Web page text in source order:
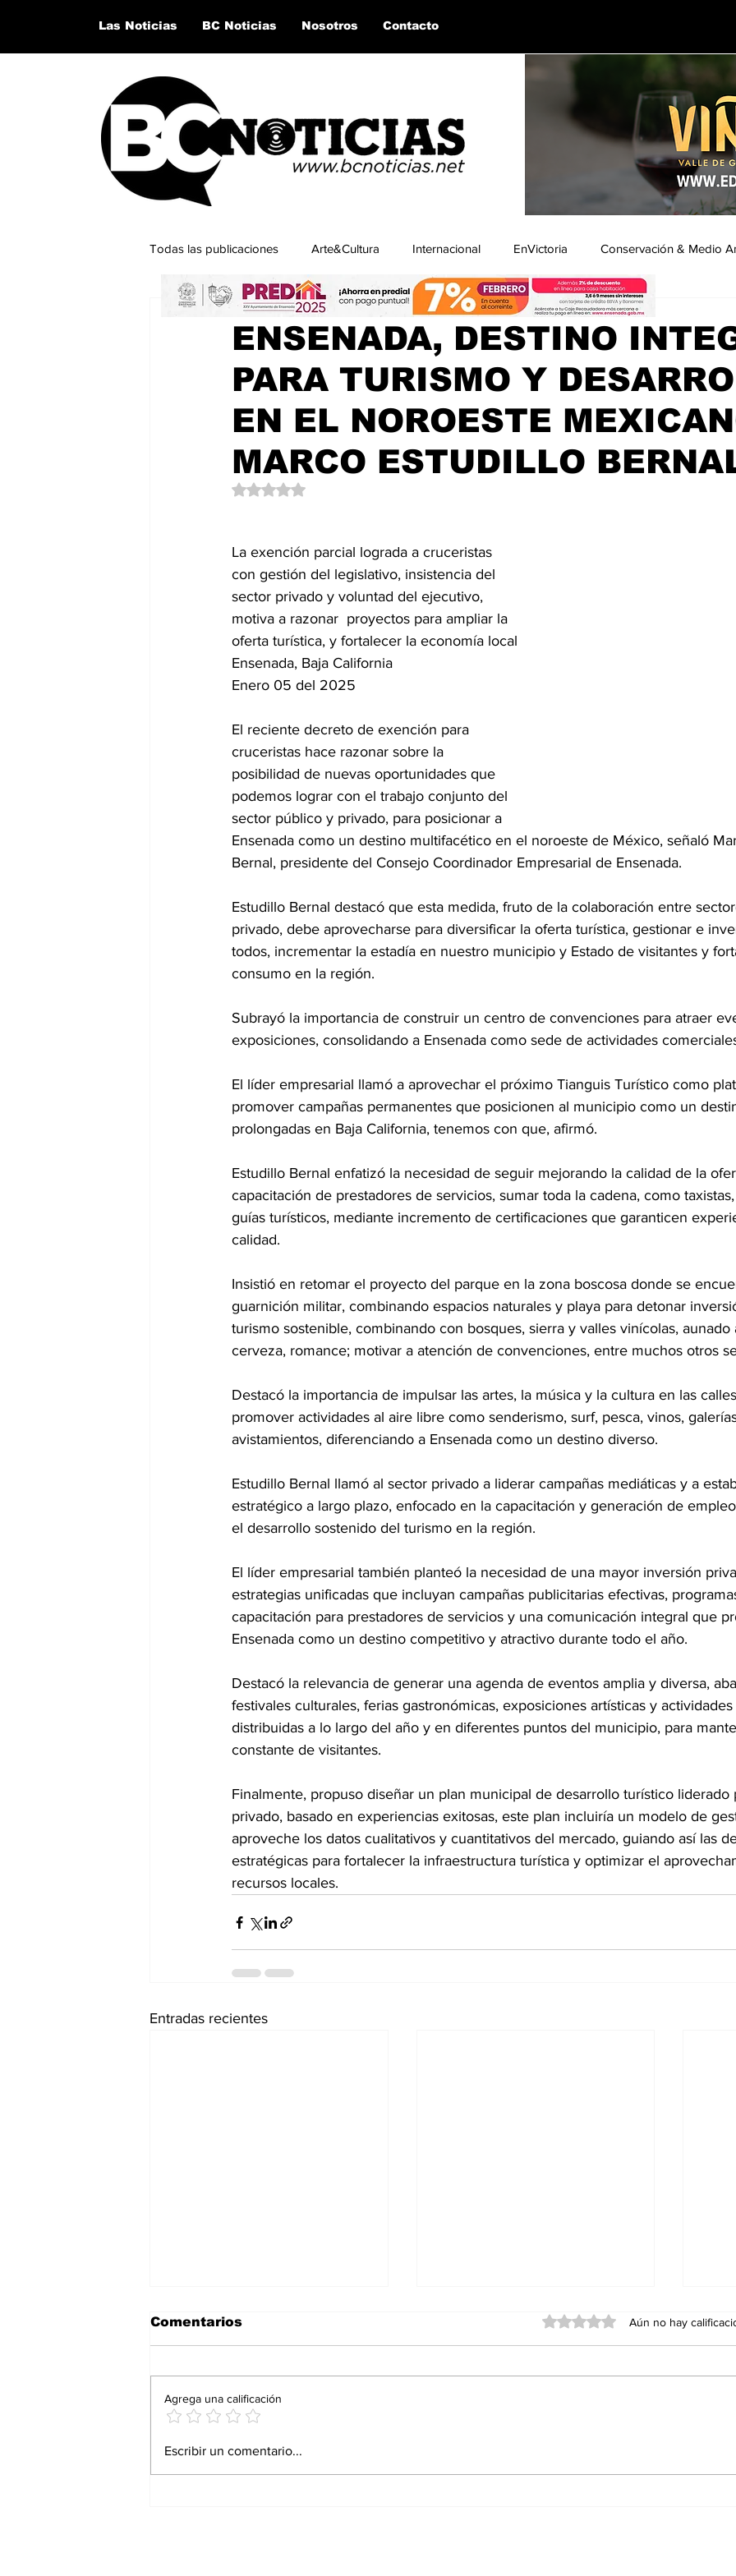
Las Noticias BC Noticias Nosotros Contacto
Todas las publicaciones Arte&Cultura Internacional EnVictoria Conservación & Medio
Lo último del momento San Quintín, BC Bahía de los Ángeles, BC Columnas Invitadas
EntramadoBC Tijuana, Baja California Ciencia & Tech Tecate, Baja
ENSENADA, DESTINO
PARA TURISMO Y
EN EL NOROESTE
MARCO ESTUDILLO
6 ene 20252 min de lectura
Obtuvo NaN de 5 estrellas.
La exención parcial lograda a cruceristas
con gestión del legislativo, insistencia del
sector privado y voluntad del ejecutivo,
motiva a razonar  proyectos para ampliar la
oferta turística, y fortalecer la economía local
Ensenada, Baja California
Enero 05 del 2025
El reciente decreto de exención para
cruceristas hace razonar sobre la
posibilidad de nuevas oportunidades que
podemos lograr con el trabajo conjunto del
sector público y privado, para posicionar a
Ensenada como un destino multifacético en el noroeste de México, señaló
Bernal, presidente del Consejo Coordinador Empresarial de Ensenada.
Estudillo Bernal destacó que esta medida, fruto de la colaboración entre
privado, debe aprovecharse para diversificar la oferta turística, gestionar e
todos, incrementar la estadía en nuestro municipio y Estado de visitantes y
consumo en la región.
Subrayó la importancia de construir un centro de convenciones para atraer
exposiciones, consolidando a Ensenada como sede de actividades
El líder empresarial llamó a aprovechar el próximo Tianguis Turístico como
promover campañas permanentes que posicionen al municipio como un
prolongadas en Baja California, tenemos con que, afirmó.
Estudillo Bernal enfatizó la necesidad de seguir mejorando la calidad de la
capacitación de prestadores de servicios, sumar toda la cadena, como
guías turísticos, mediante incremento de certificaciones que garanticen
calidad.
Insistió en retomar el proyecto del parque en la zona boscosa donde se
guarnición militar, combinando espacios naturales y playa para detonar
turismo sostenible, combinando con bosques, sierra y valles vinícolas, aunado
cerveza, romance; motivar a atención de convenciones, entre muchos otros
Destacó la importancia de impulsar las artes, la música y la cultura en las
promover actividades al aire libre como senderismo, surf, pesca, vinos,
avistamientos, diferenciando a Ensenada como un destino diverso.
Estudillo Bernal llamó al sector privado a liderar campañas mediáticas y a
estratégico a largo plazo, enfocado en la capacitación y generación de
el desarrollo sostenido del turismo en la región.
El líder empresarial también planteó la necesidad de una mayor inversión
estrategias unificadas que incluyan campañas publicitarias efectivas,
capacitación para prestadores de servicios y una comunicación integral que
Ensenada como un destino competitivo y atractivo durante todo el año.
Destacó la relevancia de generar una agenda de eventos amplia y diversa,
festivales culturales, ferias gastronómicas, exposiciones artísticas y
distribuidas a lo largo del año y en diferentes puntos del municipio, para
constante de visitantes.
Finalmente, propuso diseñar un plan municipal de desarrollo turístico liderado
privado, basado en experiencias exitosas, este plan incluiría un modelo de
aproveche los datos cualitativos y cuantitativos del mercado, guiando así las
estratégicas para fortalecer la infraestructura turística y optimizar el
recursos locales.
Entradas recientes
Proturismo responde
Martínez Bremer
educación, inclusión y
Comentarios Obtuvo 0 de 5 estrellas.
Aún no hay
Agrega una calificación
Escribir un comentario...